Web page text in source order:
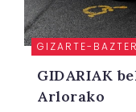
GIZARTE-
GIDARIAK
Arlorako